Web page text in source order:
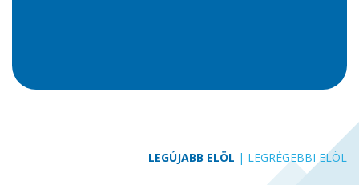
LEGÚJABB ELÖL | LEGRÉGEBBI ELÖL